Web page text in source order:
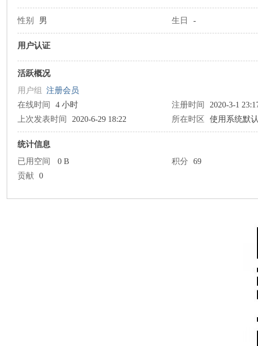
性别 男 生日 -
用户认证
活跃概况
用户组注册会员
在线时间
4 小时 注册时间 2020-3-1
上次发表时间
2020-6-29 18:22 所在时区 使用系统默认
统计信息
已用空间
0 B 积分 69
贡献
0